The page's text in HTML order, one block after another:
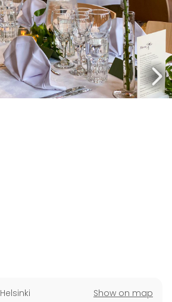
Helsinki Show on map